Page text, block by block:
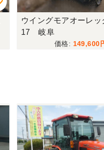
ウイングモアオーレ
17 岐阜
149,600